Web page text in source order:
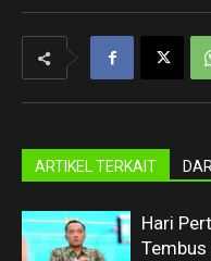
ARTIKEL TERKAIT
Hari